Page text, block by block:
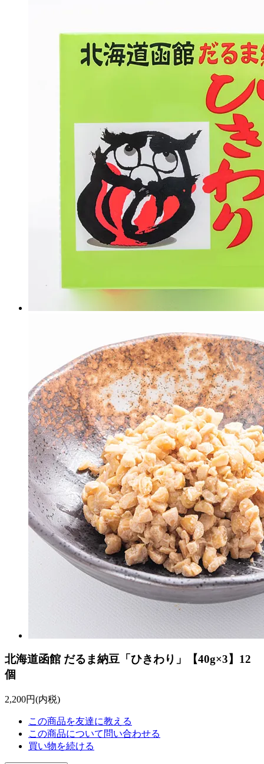
北海道函館 だるま納豆「ひきわり」【40g×3】12
個
2,200円(内税)
この商品を友達に教える
この商品について問い合わせる
買い物を続ける